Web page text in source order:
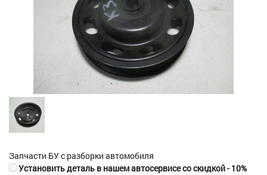
Запчасти БУ с разборки автомобиля
Установить деталь в нашем автосервисе со скидкой - 10%